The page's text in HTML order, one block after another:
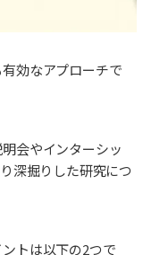
効なアプローチで
会やインターシッ
深掘りした研究につ
トは以下の2つで